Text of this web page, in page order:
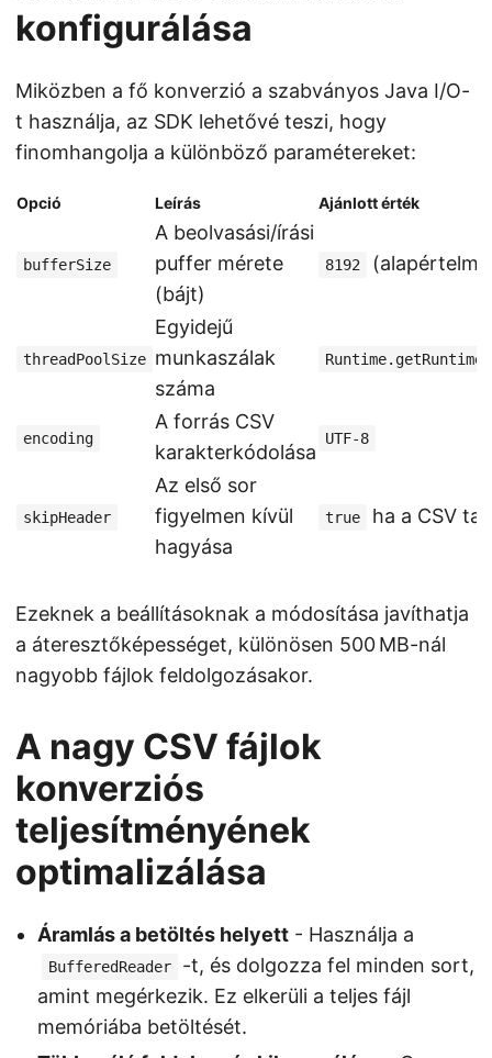
konfigurálása
Miközben a fő konverzió a szabványos Java I/O-
t használja, az SDK lehetővé teszi, hogy
finomhangolja a különböző paramétereket:
Opció Leírás Ajánlott érték
bufferSize
A beolvasási/írási
puffer mérete
(bájt)
8192
threadPoolSize
Egyidejű
munkaszálak
száma
encoding
A forrás CSV
karakterkódolása
UTF-8
skipHeader
Az első sor
figyelmen kívül
hagyása
true ha a CSV
Ezeknek a beállításoknak a módosítása javíthatja
a áteresztőképességet, különösen 500 MB-nál
nagyobb fájlok feldolgozásakor.
A nagy CSV fájlok
konverziós
teljesítményének
optimalizálása
Áramlás a betöltés helyett - Használja a
BufferedReader
-t, és dolgozza fel minden sort,
amint megérkezik. Ez elkerüli a teljes fájl
memóriába betöltését.